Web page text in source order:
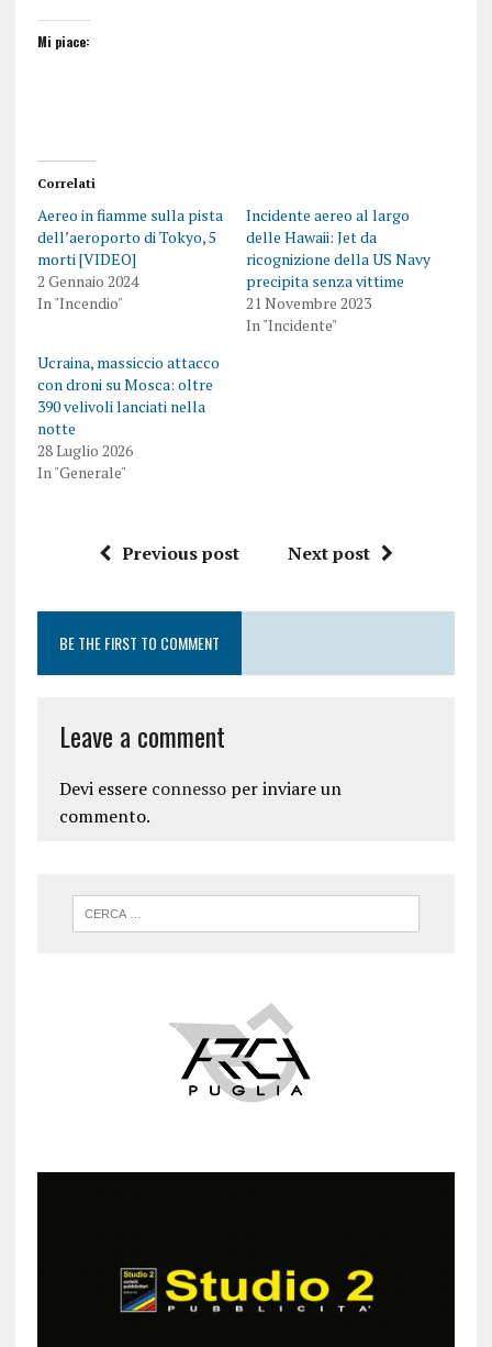
Mi piace:
Correlati
Aereo in fiamme sulla pista
dell’aeroporto di Tokyo, 5
morti [VIDEO]
2 Gennaio 2024
In "Incendio"
Incidente aereo al largo
delle Hawaii: Jet da
ricognizione della US Navy
precipita senza vittime
21 Novembre 2023
In "Incidente"
Ucraina, massiccio attacco
con droni su Mosca: oltre
390 velivoli lanciati nella
notte
28 Luglio 2026
In "Generale"
Previous post Next post
BE THE FIRST TO COMMENT
Leave a comment
Devi essere connessoper inviare un
commento.